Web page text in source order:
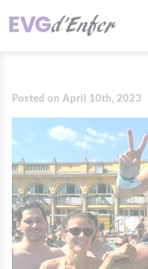
Posted on April 10th, 2023